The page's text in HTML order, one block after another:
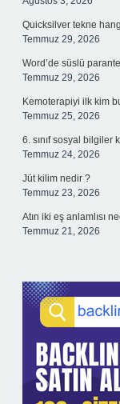
Quicksilver tekne
Temmuz 29, 2026
Word’de süslü
Temmuz 29, 2026
Kemoterapiyi ilk kim
Temmuz 25, 2026
6. sınıf sosyal bilgiler
Temmuz 24, 2026
Jüt kilim nedir ?
Temmuz 23, 2026
Atın iki eş anlamlısı
Temmuz 21, 2026